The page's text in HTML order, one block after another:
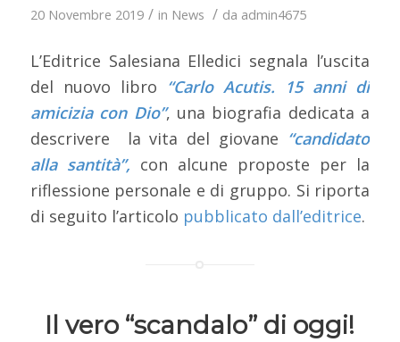
20 Novembre 2019 / in News / da admin4675
L’Editrice Salesiana Elledici segnala l’uscita
del nuovo libro “Carlo Acutis. 15 anni di
amicizia con Dio”, una biografia dedicata a
descrivere la vita del giovane “candidato
alla santità”, con alcune proposte per la
riflessione personale e di gruppo. Si riporta
di seguito l’articolo pubblicato dall’editrice.
Il vero “scandalo” di oggi!